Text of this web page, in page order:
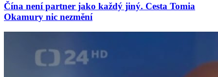
Čína není partner jako každý jiný. Cesta Tomia
Okamury nic nezmění